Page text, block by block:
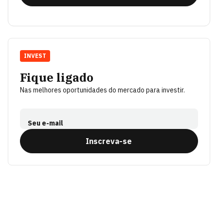
Fique ligado
Nas melhores oportunidades do mercado para investir.
Seu e-mail
Inscreva-se
INVEST